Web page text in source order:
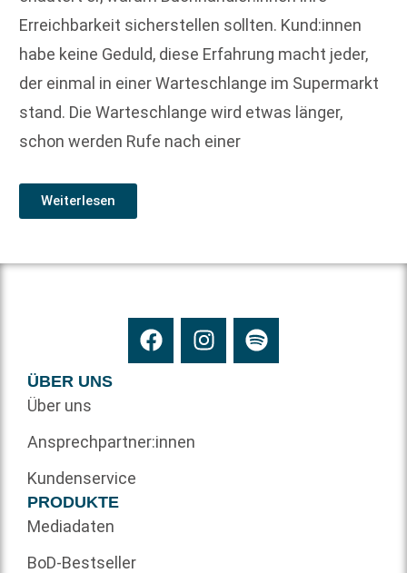
Erreichbarkeit sicherstellen sollten. Kund:innen
habe keine Geduld, diese Erfahrung macht jeder,
der einmal in einer Warteschlange im Supermarkt
stand. Die Warteschlange wird etwas länger,
schon werden Rufe nach einer
Weiterlesen
ÜBER UNS
Über uns
Ansprechpartner:innen
Kundenservice
PRODUKTE
Mediadaten
BoD-Bestseller